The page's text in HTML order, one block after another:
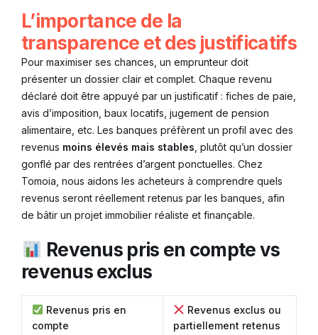
L’importance de la
transparence et des justificatifs
Pour maximiser ses chances, un emprunteur doit
présenter un dossier clair et complet. Chaque revenu
déclaré doit être appuyé par un justificatif : fiches de paie,
avis d’imposition, baux locatifs, jugement de pension
alimentaire, etc. Les banques préfèrent un profil avec des
revenus moins élevés mais stables , plutôt qu’un dossier
gonflé par des rentrées d’argent ponctuelles. Chez
Tomoia, nous aidons les acheteurs à comprendre quels
revenus seront réellement retenus par les banques, afin
de bâtir un projet immobilier réaliste et finançable.
Revenus pris en compte vs
revenus exclus
Revenus pris en
compte
Revenus exclus ou
partiellement retenus